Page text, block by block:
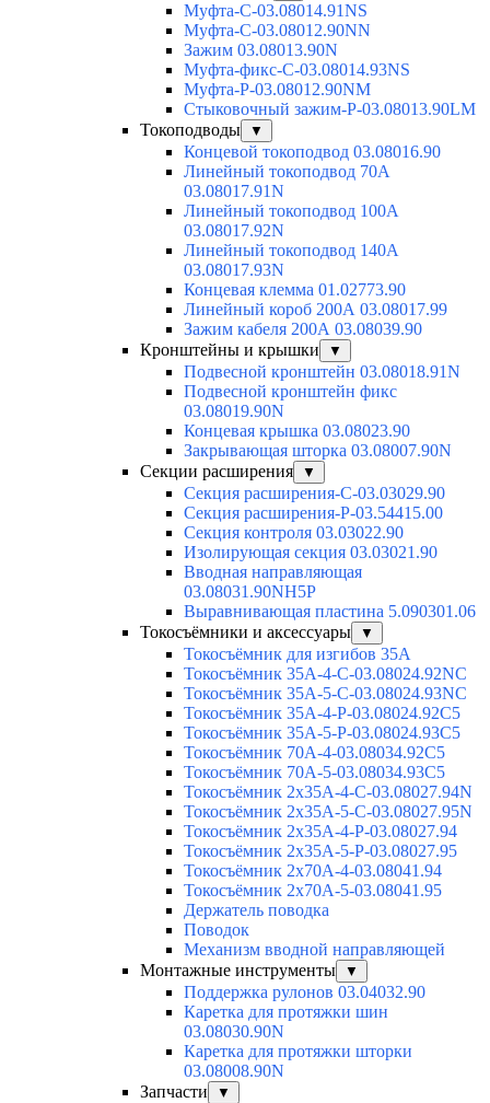
Муфта-С-03.08014.91NS
Муфта-С-03.08012.90NN
Зажим 03.08013.90N
Муфта-фикс-С-03.08014.93NS
Муфта-Р-03.08012.90NM
Стыковочный зажим-Р-03.08013.90LM
Токоподводы
▼
Концевой токоподвод 03.08016.90
Линейный токоподвод 70А
03.08017.91N
Линейный токоподвод 100А
03.08017.92N
Линейный токоподвод 140А
03.08017.93N
Концевая клемма 01.02773.90
Линейный короб 200А 03.08017.99
Зажим кабеля 200А 03.08039.90
Кронштейны и крышки
▼
Подвесной кронштейн 03.08018.91N
Подвесной кронштейн фикс
03.08019.90N
Концевая крышка 03.08023.90
Закрывающая шторка 03.08007.90N
Секции расширения
▼
Секция расширения-С-03.03029.90
Секция расширения-Р-03.54415.00
Секция контроля 03.03022.90
Изолирующая секция 03.03021.90
Вводная направляющая
03.08031.90NH5P
Выравнивающая пластина 5.090301.06
Токосъёмники и аксессуары
▼
Токосъёмник для изгибов 35А
Токосъёмник 35А-4-С-03.08024.92NC
Токосъёмник 35А-5-С-03.08024.93NC
Токосъёмник 35А-4-Р-03.08024.92C5
Токосъёмник 35А-5-Р-03.08024.93C5
Токосъёмник 70А-4-03.08034.92C5
Токосъёмник 70А-5-03.08034.93C5
Токосъёмник 2х35А-4-С-03.08027.94N
Токосъёмник 2х35А-5-С-03.08027.95N
Токосъёмник 2х35А-4-Р-03.08027.94
Токосъёмник 2х35А-5-Р-03.08027.95
Токосъёмник 2х70А-4-03.08041.94
Токосъёмник 2х70А-5-03.08041.95
Держатель поводка
Поводок
Механизм вводной направляющей
Монтажные инструменты
▼
Поддержка рулонов 03.04032.90
Каретка для протяжки шин
03.08030.90N
Каретка для протяжки шторки
03.08008.90N
Запчасти
▼